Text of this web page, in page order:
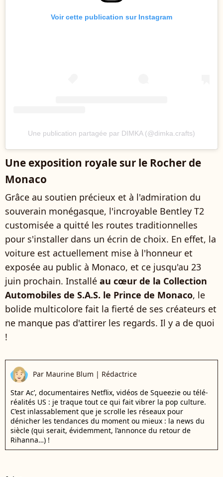
Voir cette publication sur Instagram
Une publication partagée par DIMKA (@dimka.crafts)
Une exposition royale sur le Rocher de
Monaco
Grâce au soutien précieux et à l'admiration du
souverain monégasque, l'incroyable Bentley T2
customisée a quitté les routes traditionnelles
pour s'installer dans un écrin de choix. En effet, la
voiture est actuellement mise à l'honneur et
exposée au public à Monaco, et ce jusqu'au 23
juin prochain. Installé au cœur de la Collection
Automobiles de S.A.S. le Prince de Monaco, le
bolide multicolore fait la fierté de ses créateurs et
ne manque pas d'attirer les regards. Il y a de quoi
!
Par Maurine Blum | Rédactrice
Star Ac’, documentaires Netflix, vidéos de Squeezie ou télé-
réalités US : je traque tout ce qui fait vibrer la pop culture.
C’est inlassablement que je scrolle les réseaux pour
dénicher les tendances du moment ou mieux : la news du
siècle (qui serait, évidemment, l’annonce du retour de
Rihanna…) !